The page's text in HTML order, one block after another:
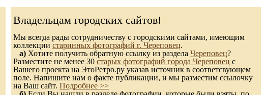
Владельцам городских сайтов!
Мы всегда рады сотрудничеству с городскими сайтами, имеющим
коллекции старинных фотографий г. Череповец.
а) Хотите получить обратную ссылку из раздела Череповец?
Разместите не менее 30 старых фотографий города Череповец с
Вашего проекта на ЭтоРетро.ру указав источник в соответсвующем
поле. Напишите нам о факте публикации, и мы разместим ссылочку
на Ваш сайт. Подробнее >>